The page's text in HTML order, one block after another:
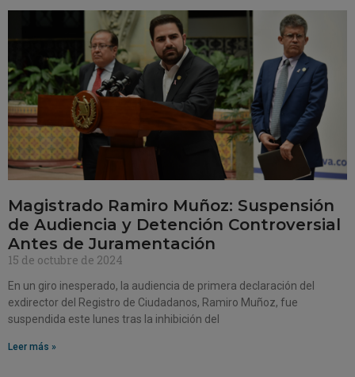
Magistrado Ramiro Muñoz: Suspensión
de Audiencia y Detención Controversial
Antes de Juramentación
15 de octubre de 2024
En un giro inesperado, la audiencia de primera declaración del
exdirector del Registro de Ciudadanos, Ramiro Muñoz, fue
suspendida este lunes tras la inhibición del
Leer más »